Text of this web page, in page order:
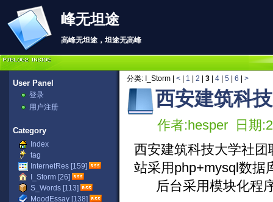
峰无坦途
高峰无坦途，坦途无高峰
分类: I_Storm | < 1 2 3 4 5 6 >
西安建筑科
作者:hesper 日期
西安建筑科技大学社
站采用php+mysql数据
后台采用模块化程
User Panel
登录
用户注册
Category
Index
tag
InternetRes [159]
I_Storm [26]
S_Words [113]
MoodEssay [138]